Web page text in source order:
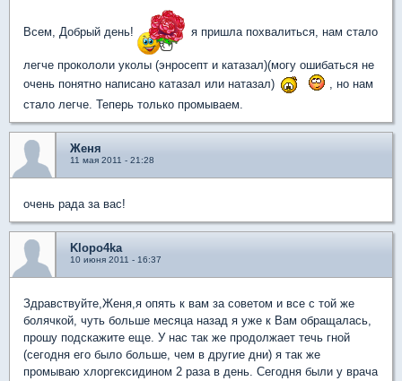
Всем, Добрый день! я пришла похвалиться, нам стало
легче прокололи уколы (энросепт и катазал)(могу ошибаться не
очень понятно написано катазал или натазал)
, но нам
стало легче. Теперь только промываем.
Женя
11 мая 2011 - 21:28
очень рада за вас!
Klopo4ka
10 июня 2011 - 16:37
Здравствуйте,Женя,я опять к вам за советом и все с той же
болячкой, чуть больше месяца назад я уже к Вам обращалась,
прошу подскажите еще. У нас так же продолжает течь гной
(сегодня его было больше, чем в другие дни) я так же
промываю хлоргексидином 2 раза в день. Сегодня были у врача